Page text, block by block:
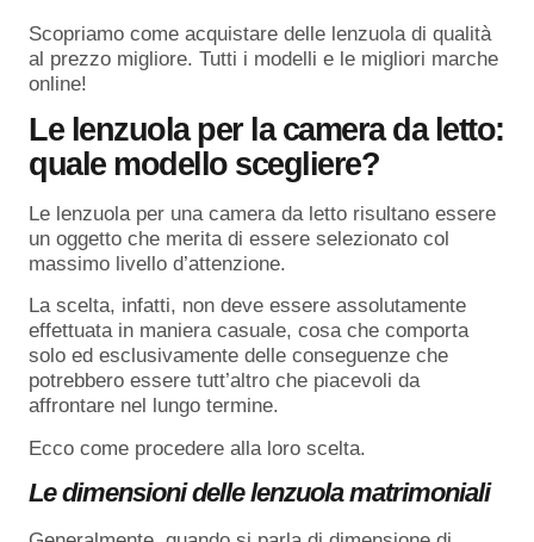
Scopriamo come acquistare delle lenzuola di qualità
al prezzo migliore. Tutti i modelli e le migliori marche
online!
Le lenzuola per la camera da letto:
quale modello scegliere?
Le lenzuola per una camera da letto risultano essere
un oggetto che merita di essere selezionato col
massimo livello d’attenzione.
La scelta, infatti, non deve essere assolutamente
effettuata in maniera casuale, cosa che comporta
solo ed esclusivamente delle conseguenze che
potrebbero essere tutt’altro che piacevoli da
affrontare nel lungo termine.
Ecco come procedere alla loro scelta.
Le dimensioni delle lenzuola matrimoniali